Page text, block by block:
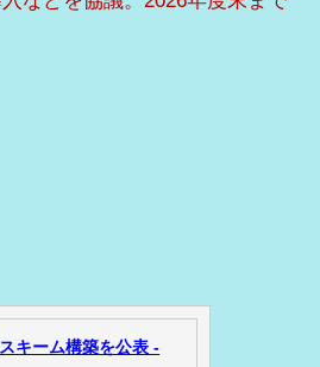
キーム構築を公表 -